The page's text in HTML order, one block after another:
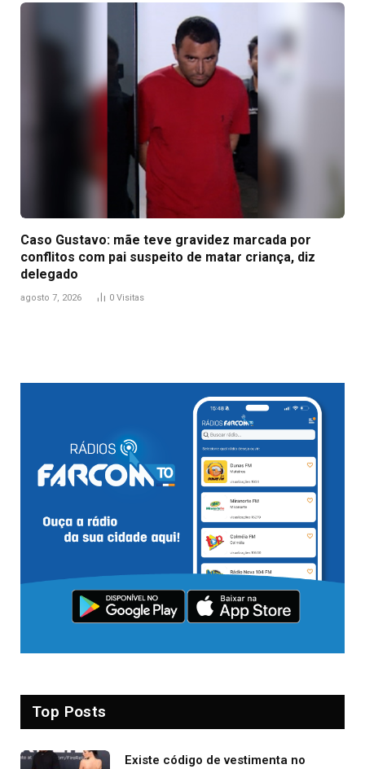
Caso Gustavo: mãe teve gravidez marcada por
conflitos com pai suspeito de matar criança, diz
delegado
agosto 7, 2026 0 Visitas
Top Posts
Existe código de vestimenta no